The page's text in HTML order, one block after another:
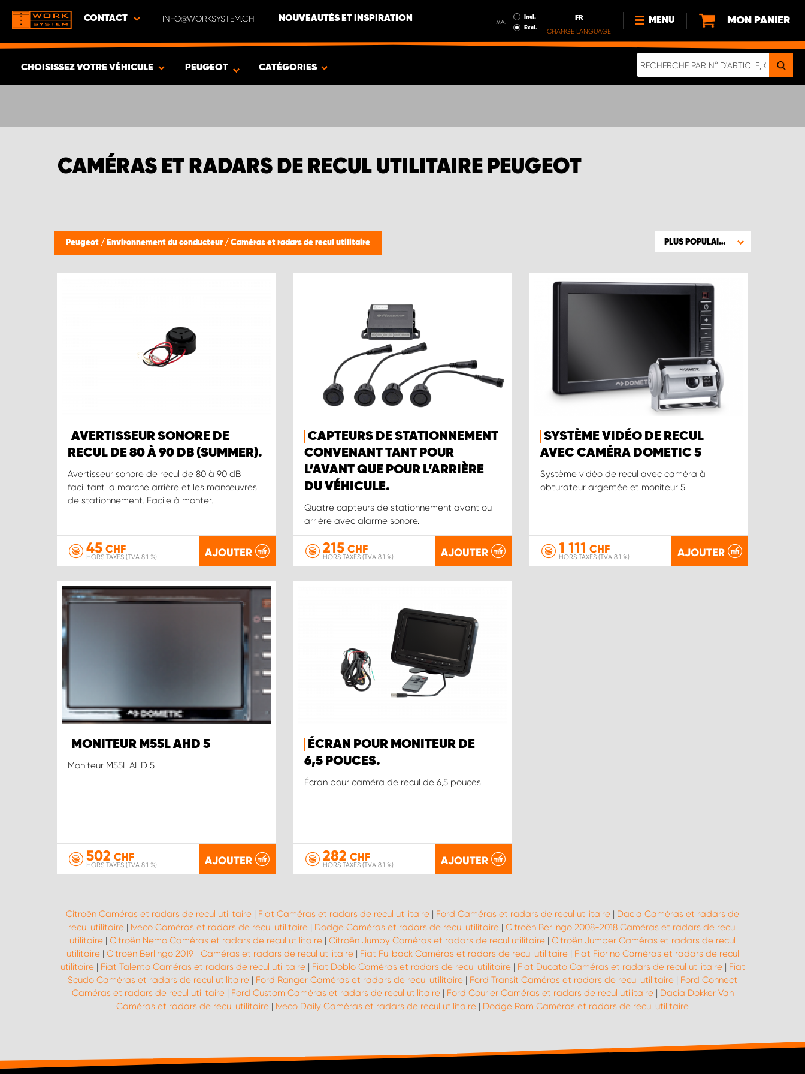
CONTACT INFO@WORKSYSTEM.CH NOUVEAUTÉS ET INSPIRATION T.V.A.
Incl.
Excl.
FR
CHANGE LANGUAGE
MENU
NOUVEAUTÉS
MON PANIER
CHOISISSEZ VOTRE VÉHICULE PEUGEOT CATÉGORIES
CAMÉRAS ET RADARS DE RECUL UTILITAIRE PEUGEOT
Peugeot / Environnement du conducteur / Caméras et radars de recul utilitaire PLUS POPULAIRE
AVERTISSEUR SONORE DE
RECUL DE 80 À 90 DB (SUMMER).
Avertisseur sonore de recul de 80 à 90 dB
facilitant la marche arrière et les manœuvres
de stationnement. Facile à monter.
45 CHF
HORS TAXES (TVA 8.1 %) AJOUTER
CAPTEURS DE STATIONNEMENT
CONVENANT TANT POUR
L’AVANT QUE POUR L’ARRIÈRE
DU VÉHICULE.
Quatre capteurs de stationnement avant ou
arrière avec alarme sonore.
215CHF
HORS TAXES (TVA 8.1 %) AJOUTER
SYSTÈME VIDÉO DE RECUL
AVEC CAMÉRA DOMETIC 5
Système vidéo de recul avec caméra à
obturateur argentée et moniteur 5
1 111 CHF
HORS TAXES (TVA 8.1 %) AJOUTER
MONITEUR M55L AHD 5
Moniteur M55L AHD 5
502 CHF
HORS TAXES (TVA 8.1 %) AJOUTER
ÉCRAN POUR MONITEUR DE
6,5 POUCES.
Écran pour caméra de recul de 6,5 pouces.
282 CHF
HORS TAXES (TVA 8.1 %) AJOUTER
Citroën Caméras et radars de recul utilitaire | Fiat Caméras et radars de recul utilitaire | Ford Caméras et radars de recul utilitaire | Dacia Caméras et radars de
recul utilitaire | Iveco Caméras et radars de recul utilitaire | Dodge Caméras et radars de recul utilitaire | Citroën Berlingo 2008-2018 Caméras et radars de recul
utilitaire | Citroën Nemo Caméras et radars de recul utilitaire | Citroën Jumpy Caméras et radars de recul utilitaire | Citroën Jumper Caméras et radars de recul
utilitaire| Citroën Berlingo 2019- Caméras et radars de recul utilitaire| Fiat Fullback Caméras et radars de recul utilitaire| Fiat Fiorino Caméras et radars de recul
utilitaire| Fiat Talento Caméras et radars de recul utilitaire| Fiat Doblo Caméras et radars de recul utilitaire| Fiat Ducato Caméras et radars de recul utilitaire| Fiat
Scudo Caméras et radars de recul utilitaire | Ford Ranger Caméras et radars de recul utilitaire | Ford Transit Caméras et radars de recul utilitaire | Ford Connect
Caméras et radars de recul utilitaire| Ford Custom Caméras et radars de recul utilitaire| Ford Courier Caméras et radars de recul utilitaire| Dacia Dokker Van
Caméras et radars de recul utilitaire | Iveco Daily Caméras et radars de recul utilitaire | Dodge Ram Caméras et radars de recul utilitaire